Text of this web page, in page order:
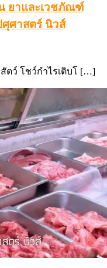
ยาและเวชภัณฑ์
ศุศาสตร์ นิวส์
ตว์ โชว์กำไรเติบโ […]